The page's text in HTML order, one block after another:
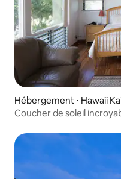
Hébergement ⋅ Hawaii
Coucher de soleil